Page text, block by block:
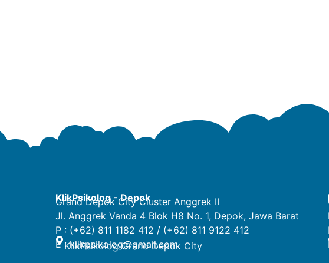
KlikPsikolog - Depok
Grand Depok City Cluster Anggrek II
Jl. Anggrek Vanda 4 Blok H8 No. 1, Depok, Jawa Barat
P : (+62) 811 1182 412 / (+62) 811 9122 412
E :klikpsikolog@gmail.com
KlikPsikolog Grand Depok City